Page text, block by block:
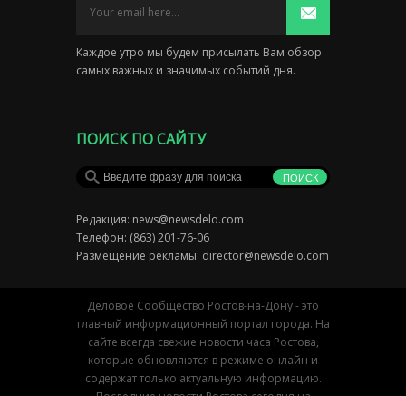
Каждое утро мы будем присылать Вам обзор
самых важных и значимых событий дня.
ПОИСК ПО САЙТУ
Редакция: news@newsdelo.com
Телефон: (863) 201-76-06
Размещение рекламы: director@newsdelo.com
Деловое Сообщество Ростов-на-Дону - это
главный информационный портал города. На
сайте всегда свежие новости часа Ростова,
которые обновляются в режиме онлайн и
содержат только актуальную информацию.